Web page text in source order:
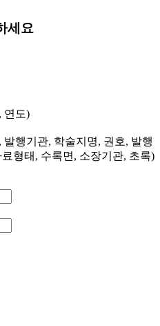
세요
연도)
행기관, 학술지명, 권호, 발행
형태, 수록면, 소장기관, 초록)